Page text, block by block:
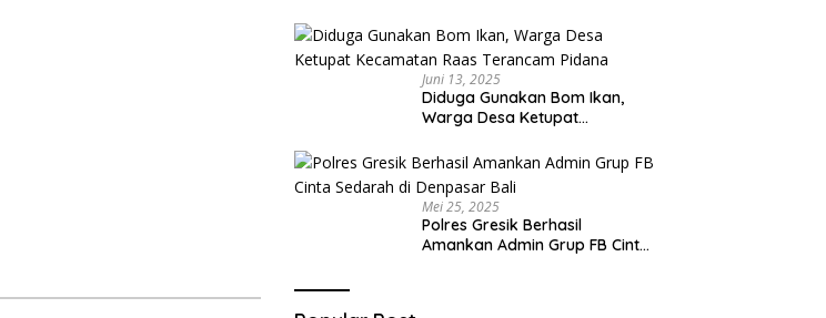
Juni 13, 2025
Diduga Gunakan Bom Ikan,
Warga Desa Ketupat
Pidana
Mei 25, 2025
Polres Gresik Berhasil
Amankan Admin Grup FB Cinta